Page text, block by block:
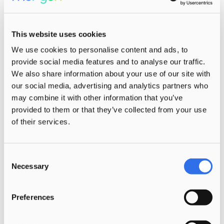
This website uses cookies
We use cookies to personalise content and ads, to
provide social media features and to analyse our traffic.
We also share information about your use of our site with
our social media, advertising and analytics partners who
may combine it with other information that you’ve
provided to them or that they’ve collected from your use
of their services.
Selection
Necessary
Preferences
mooi palet aan de kinderen.
Talent staat centraal
In de afgelopen twee jaar groeide het
aantal zogenoemde
‘combinatiefunctionarissen’ bij Max
pedagogisch medewerkers die ook als
twee werkten al in het onderwijs en wilden
graag proeven van de kinderopvang. De
keuze om combinatiebanen aan te bieden